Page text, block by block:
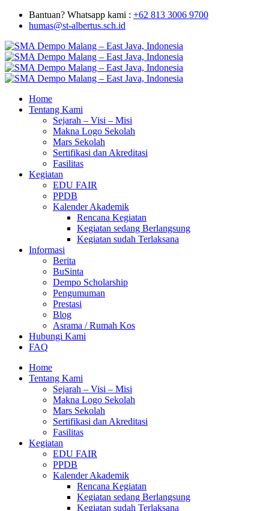
Bantuan? Whatsapp kami : +62 813 3006 9700
humas@st-albertus.sch.id
Home
Tentang Kami
Sejarah – Visi – Misi
Makna Logo Sekolah
Mars Sekolah
Sertifikasi dan Akreditasi
Fasilitas
Kegiatan
EDU FAIR
PPDB
Kalender Akademik
Rencana Kegiatan
Kegiatan sedang Berlangsung
Kegiatan sudah Terlaksana
Informasi
Berita
BuSinta
Dempo Scholarship
Pengumuman
Prestasi
Blog
Asrama / Rumah Kos
Hubungi Kami
FAQ
Home
Tentang Kami
Sejarah – Visi – Misi
Makna Logo Sekolah
Mars Sekolah
Sertifikasi dan Akreditasi
Fasilitas
Kegiatan
EDU FAIR
PPDB
Kalender Akademik
Rencana Kegiatan
Kegiatan sedang Berlangsung
Kegiatan sudah Terlaksana